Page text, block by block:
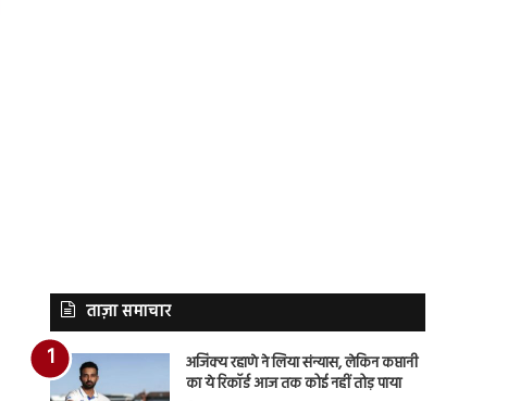
ताज़ा समाचार
अजिंक्य रहाणे ने लिया संन्यास, लेकिन कप्तानी
का ये रिकॉर्ड आज तक कोई नहीं तोड़ पाया